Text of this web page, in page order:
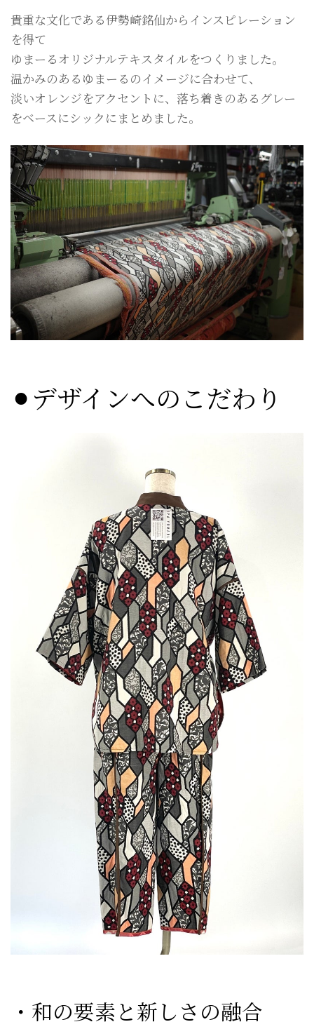
貴重な文化である伊勢崎銘仙からインスピレーション
を得て
ゆまーるオリジナルテキスタイルをつくりました。
温かみのあるゆまーるのイメージに合わせて、
淡いオレンジをアクセントに、落ち着きのあるグレー
をベースにシックにまとめました。
⚫︎デザインへのこだわり
・和の要素と新しさの融合